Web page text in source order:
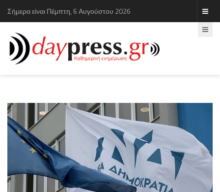
Σήμερα είναι Πέμπτη, 6 Αυγούστου 2026